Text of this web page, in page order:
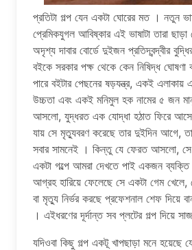
প্রতিটা গল্প যেন একটা ঘোরের মত । নতুন
প্রেমিকযুগল আবিষ্কার এই ভাষাটা তারা
অদৃশ্য দাবার বোর্ডে দুইজন প্রতিদ্বন্দ্বীর
বইকে সরকার পক্ষ থেকে কেন নিষিদ্ধ
পারে বইটার পেছনের ষড়যন্ত্র, একই এলাকায়
উচ্চতা এবং একই মনিমুল হক নামের ৫ জন
আসলো, যুদ্ধরত এক যোদ্ধা হঠাত ফিরে আসে
যায় সে মৃত্যুবরণ করেছে তার দুইদিন আগে,
সবার সামনেই । কিন্তু যে ফেরত আসলো,
একটা গল্পে আমরা দেখতে পাই একজন ব্যক্তি
আগ্রহ হারিয়ে ফেলেছে সে একটা গেম খেলে,
বা মৃত্যু নির্ভর করছে প্রফেশনাল শেফ দিয়ে
। এইধরণের দূর্দান্ত সব প্লটের গল্প দিয়ে
যদিওবা কিছু গল্প একটূ খাপছাড়া মনে হয়েছে